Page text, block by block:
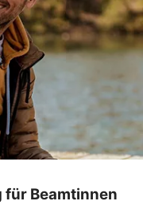
Beamtinnen